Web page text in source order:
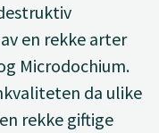
en rekke arter
Microdochium.
da ulike
rekke giftige